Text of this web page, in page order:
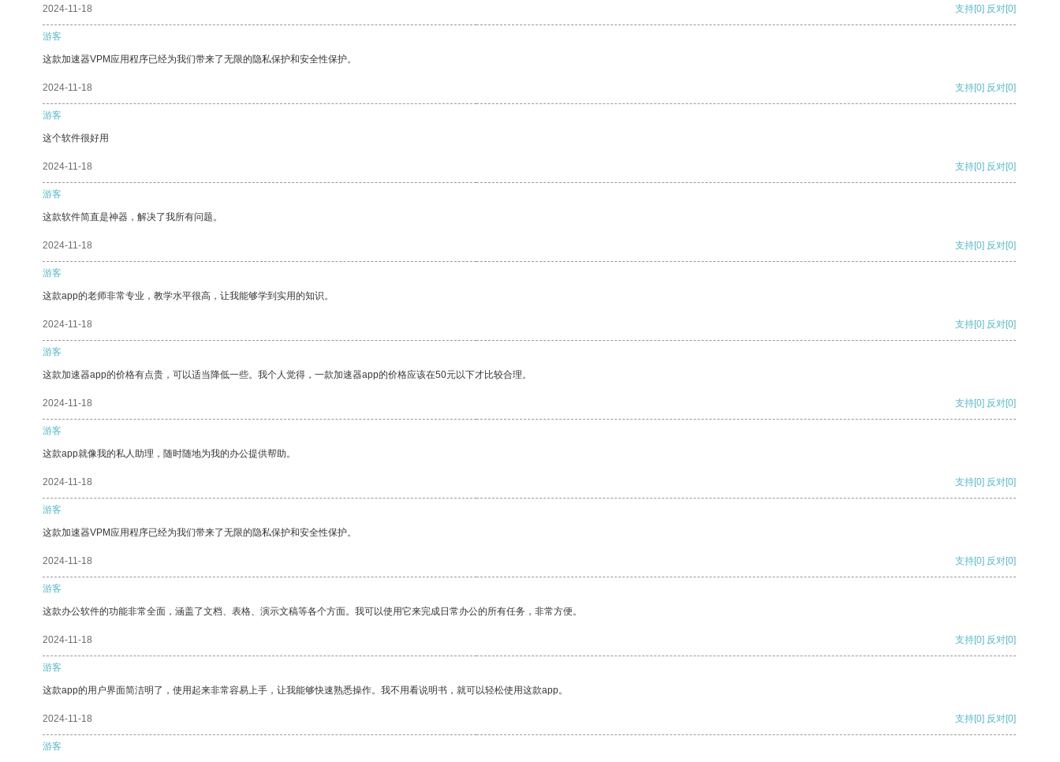
2024-11-18 支持[0] 反对[0]
游客
这款加速器VPM应用程序已经为我们带来了无限的隐私保护和安全性保护。
2024-11-18 支持[0] 反对[0]
游客
这个软件很好用
2024-11-18 支持[0] 反对[0]
游客
这款软件简直是神器，解决了我所有问题。
2024-11-18 支持[0] 反对[0]
游客
这款app的老师非常专业，教学水平很高，让我能够学到实用的知识。
2024-11-18 支持[0] 反对[0]
游客
这款加速器app的价格有点贵，可以适当降低一些。我个人觉得，一款加速器app的价格应该在50元以下才比较合理。
2024-11-18 支持[0] 反对[0]
游客
这款app就像我的私人助理，随时随地为我的办公提供帮助。
2024-11-18 支持[0] 反对[0]
游客
这款加速器VPM应用程序已经为我们带来了无限的隐私保护和安全性保护。
2024-11-18 支持[0] 反对[0]
游客
这款办公软件的功能非常全面，涵盖了文档、表格、演示文稿等各个方面。我可以使用它来完成日常办公的所有任务，非常方便。
2024-11-18 支持[0] 反对[0]
游客
这款app的用户界面简洁明了，使用起来非常容易上手，让我能够快速熟悉操作。我不用看说明书，就可以轻松使用这款app。
2024-11-18 支持[0] 反对[0]
游客